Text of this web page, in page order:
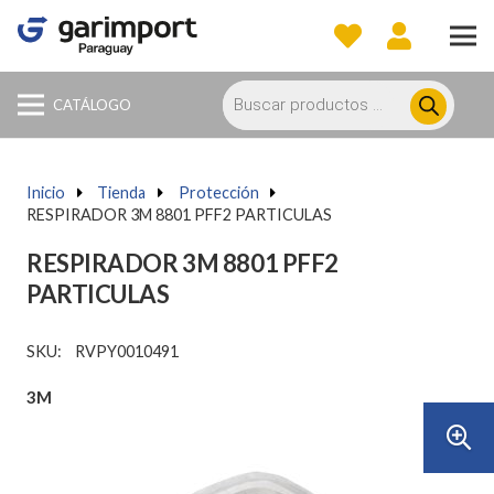
CATÁLOGO
Búsqueda
de
productos
Inicio a Tienda a Protección
a
RESPIRADOR 3M 8801 PFF2 PARTICULAS
RESPIRADOR 3M 8801 PFF2
PARTICULAS
SKU: RVPY0010491
3M